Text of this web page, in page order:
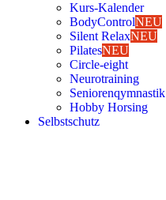
Kurs-Kalen­­der
Body­Con­trolNEU
Silent RelaxNEU
Pila­tesNEU
Cir­cle-eight
Neu­ro­trai­ning
Senio­ren­qym­nas­tik
Hob­by Hor­sing
Selbst­schutz